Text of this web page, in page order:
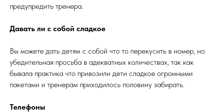
предупредить тренера.
Давать ли с собой сладкое
Вы можете дать детям с собой что то перекусить в номер, но
убедительная просьба в адекватных количествах, так как
бывала практика что привозили дети сладкое огромными
пакетами и тренерам приходилось половину забирать.
Телефоны